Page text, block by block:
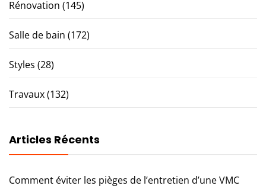
Rénovation (145)
Salle de bain (172)
Styles (28)
Travaux(132)
Articles Récents
Comment éviter les pièges de l’entretien d’une VMC